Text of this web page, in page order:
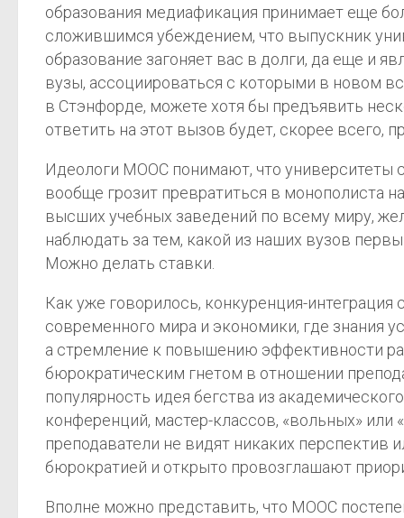
образования медиафикация принимает еще
сложившимся убеждением, что выпускник
образование загоняет вас в долги, да еще и
вузы, ассоциироваться с которыми в новом
в Стэнфорде, можете хотя бы предъявить
ответить на этот вызов будет, скорее всего,
Идеологи MOOC понимают, что
вообще грозит превратиться в монополиста
высших учебных заведений по всему миру,
наблюдать за тем, какой из наших вузов
Можно делать ставки.
Как уже говорилось, конкуренция-
современного мира и экономики, где знания
а стремление к повышению эффективности
бюрократическим гнетом в отношении
популярность идея бегства из
конференций, мастер-классов, «вольных»
преподаватели не видят никаких
бюрократией и открыто провозглашают
Вполне можно представить, что MOOC